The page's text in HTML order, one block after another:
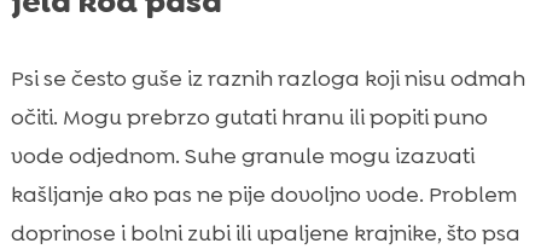
Psi se često guše iz raznih razloga koji nisu odmah
očiti. Mogu prebrzo gutati hranu ili popiti puno
vode odjednom. Suhe granule mogu izazvati
kašljanje ako pas ne pije dovoljno vode. Problem
doprinose i bolni zubi ili upaljene krajnike, što psa